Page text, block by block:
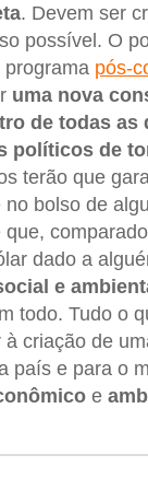
. Devem ser
possível. O
programa pós-
uma nova
de todas as
políticos de
terão que
bolso de
dado a
e
todo. Tudo o
à criação de
país e para o
e